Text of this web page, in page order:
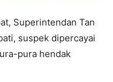
Superintendan Tan
suspek dipercayai
pura hendak